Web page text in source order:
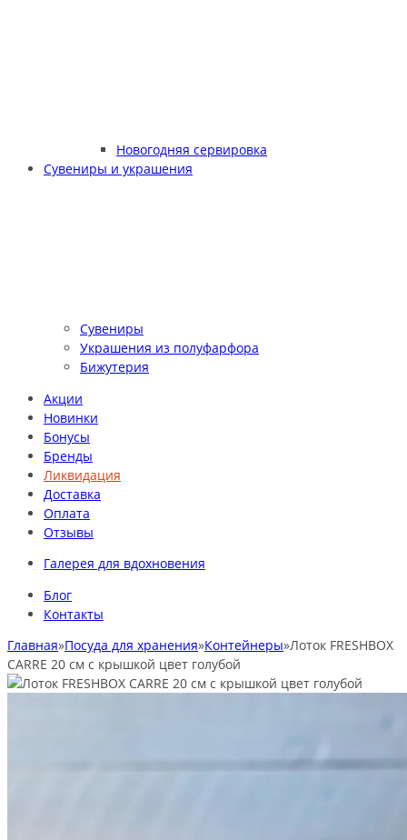
Новогодняя сервировка
Сувениры и украшения
Сувениры
Украшения из полуфарфора
Бижутерия
Акции
Новинки
Бонусы
Бренды
Ликвидация
Доставка
Оплата
Отзывы
Галерея для вдохновения
Блог
Контакты
Главная»Посуда для хранения»Контейнеры»Лоток FRESHBOX
CARRE 20 см с крышкой цвет голубой